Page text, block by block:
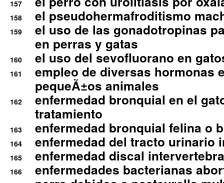
157
158 el pseudohermafroditismo
159
el uso de las gonadotropinas
en perras y gatas
160 el uso del sevofluorano en
161
empleo de diversas hormonas
pequeÃ±os animales
162
enfermedad bronquial en el
tratamiento
163 enfermedad bronquial felina o
164 enfermedad del tracto urinario
165 enfermedad discal
166
enfermedades bacterianas